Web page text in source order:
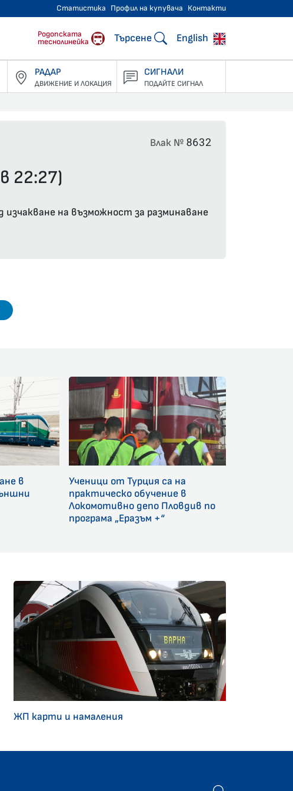
Статистика Профил на купувача Контакти
- Пътнически превози
Родопската
теснолинейка
Търсене English
РАДАР
ДВИЖЕНИЕ И ЛОКАЦИЯ
СИГНАЛИ
ПОДАЙТЕ СИГНАЛ
Влак № 8632
22:27)
на възможност за разминаване
в
Ученици от Турция са на
практическо обучение в
Локомотивно депо Пловдив по
програма „Еразъм +“
ЖП карти и намаления